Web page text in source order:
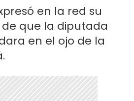
en la red su
que la diputada
en el ojo de la